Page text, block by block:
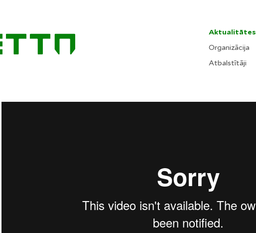
Aktualitātes
Organizācija
Atbalstītāji